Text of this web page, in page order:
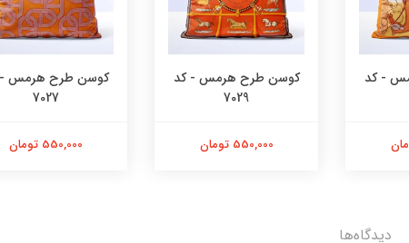
- کد
کوسن طرح هرمس - کد
7029
550,000 تومان
کوسن طرح هرمس -
7027
550,000 تومان
دیدگاه‌ها